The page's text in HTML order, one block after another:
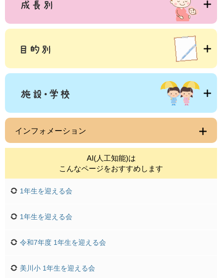
インフォメーション
AI(人工知能)は
こんなページをおすすめします
1年生を迎える会
1年生を迎える会
令和7年度 1年生を迎える会
美川小 1年生を迎える会